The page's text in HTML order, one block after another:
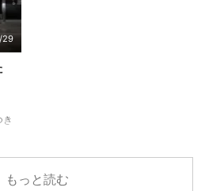
29
き
うもっと読む